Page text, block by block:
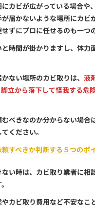
カビが広がっている場合や
届かないような場所にカビ
ずにプロに任せるのも一つ
時間が掛かりますし、体力
ない場所のカビ取りは、 液
立から落下して怪我する危
べきなのか分からない場合
ください。
すべきか判断する５つのポ
い時は、カビ取り業者に相
カビ取り費用など不安なこ